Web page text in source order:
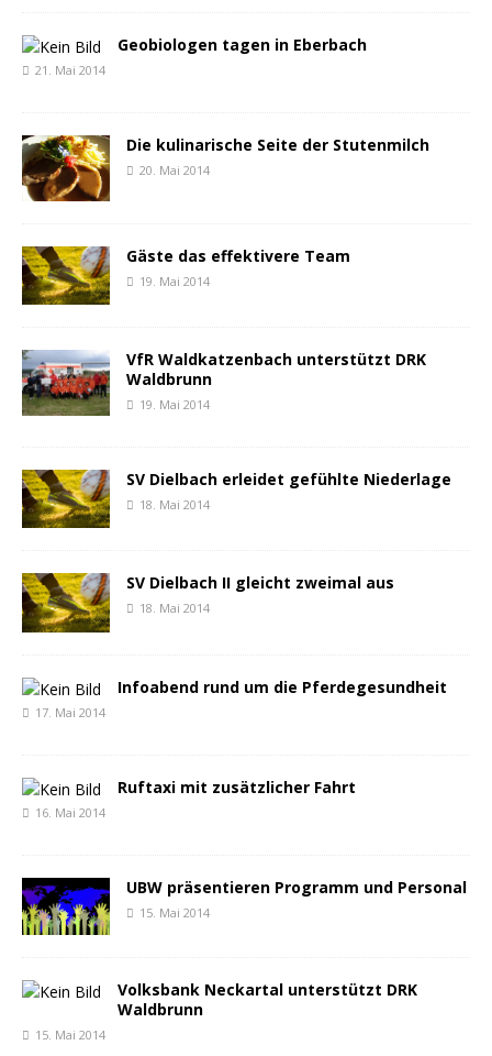
Geobiologen tagen in Eberbach
21. Mai 2014
Die kulinarische Seite der Stutenmilch
20. Mai 2014
Gäste das effektivere Team
19. Mai 2014
VfR Waldkatzenbach unterstützt DRK
Waldbrunn
19. Mai 2014
SV Dielbach erleidet gefühlte Niederlage
18. Mai 2014
SV Dielbach II gleicht zweimal aus
18. Mai 2014
Infoabend rund um die Pferdegesundheit
17. Mai 2014
Ruftaxi mit zusätzlicher Fahrt
16. Mai 2014
UBW präsentieren Programm und Personal
15. Mai 2014
Volksbank Neckartal unterstützt DRK
Waldbrunn
15. Mai 2014